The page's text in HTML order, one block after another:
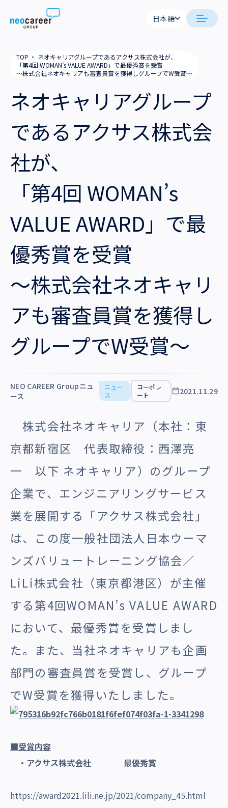
Skip to content
日本語
English
代表メッセージ
私たちの考え方
採用支援
就労支援
業務支援
企業情報
会社概要
役員一覧
拠点一覧
沿革・受賞歴
ニュース
サステナビリティ
採用情報
日本語
English
TOP ▪ ネオキャリアグループであるアクサス株式会社が、
「第4回 WOMAN’s VALUE AWARD」で最優秀賞を受賞
～株式会社ネオキャリアも審査員賞を獲得しグループでW受賞～
ネオキャリアグループ
であるアクサス株式会
社が、
「第4回 WOMAN’s
VALUE AWARD」で最
優秀賞を受賞
～株式会社ネオキャリ
アも審査員賞を獲得し
グループでW受賞～
NEO CAREER Groupニュ
ース
ニュー
ス
コーポレ
ート
2021.11.29
株式会社ネオキャリア（本社：東
京都新宿区 代表取締役：西澤亮
一 以下 ネオキャリア）のグループ
企業で、エンジニアリングサービス
業を展開する「アクサス株式会社」
は、この度一般社団法人日本ウーマ
ンズバリュートレーニング協会／
LiLi株式会社（東京都港区）が主催
する第4回WOMAN’s VALUE AWARD
において、最優秀賞を受賞しまし
た。また、当社ネオキャリアも企画
部門の審査員賞を受賞し、グループ
でW受賞を獲得いたしました。
■受賞内容
・アクサス株式会社 最優秀賞
https://award2021.lili.ne.jp/2021/company_45.html